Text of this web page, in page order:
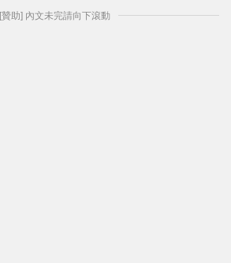
[贊助] 內文未完請向下滾動